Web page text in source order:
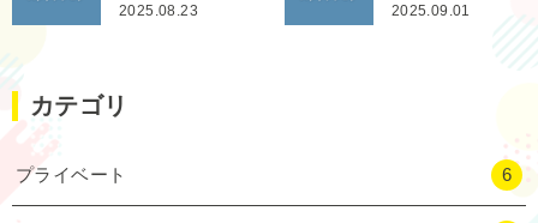
2025.08.23
2025.09.01
カテゴリ
プライベート 6